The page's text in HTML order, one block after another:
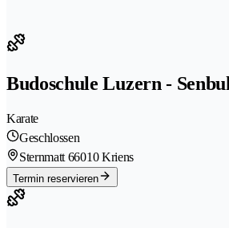
Budoschule Luzern -
Karate
Geschlossen
Sternmatt 66010 Kriens
Termin reservieren